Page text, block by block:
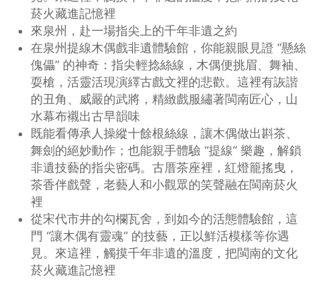
菸火藏進記憶裡
來泉州，赴一場指尖上的千年非遺之約
在泉州提線木偶戲非遺體驗館，你能親眼見證 “懸絲
傀儡” 的神奇：指尖輕捻絲線，木偶便挑眉、舞袖、
耍槍，活靈活現演繹古戲文裡的悲歡。這裡有詼諧
的丑角、威嚴的武將，精緻戲服繡著閩南匠心，山
水幕布襯出古早韻味
既能看傳承人操縱十餘根絲線，讓木偶做出斟茶、
舞劍的絕妙動作；也能親手體驗 “提線” 樂趣，解鎖
非遺技藝的指尖密碼。古厝茶座裡，紅燈籠搖曳，
茶香伴戲聲，老藝人和小觀眾的笑聲融在閩南菸火
裡
從宋代市井的勾欄瓦舍，到如今的活態體驗館，這
門 “讓木偶有靈魂” 的技藝，正以鮮活模樣等你遇
見。來這裡，觸摸千年非遺的溫度，把閩南的文化
菸火藏進記憶裡